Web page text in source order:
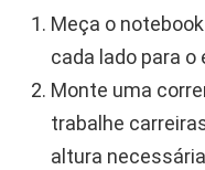
Meça o
cada lado para
Monte uma
trabalhe
altura